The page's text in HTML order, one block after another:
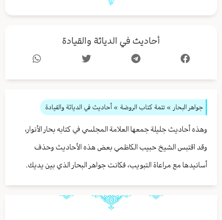
أحاديث في الدياثة والقيادة
جواهر البحار » تتمة كتاب الروضة » أحاديث في الدياثة والقيادة
وهذه أحاديث جليلة جمعها العلامة المجلسي في كتابه بحار الأنوار،
وقد اقتبس الشيخ حبيب الكاظمي بعض هذه الأحاديث وحذف
أسانيدها مع مراعاة التبويب، فكانت جواهر البحار الذي بين يديك.